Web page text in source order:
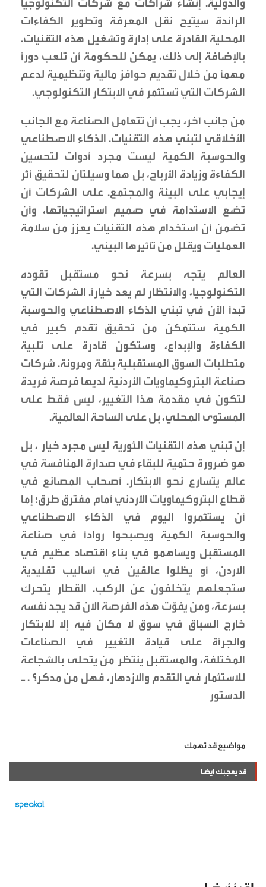
والدولية. إنشاء شراكات مع شركات التكنولوجيا
الرائدة سيتيح نقل المعرفة وتطوير الكفاءات
المحلية القادرة على إدارة وتشغيل هذه التقنيات.
بالإضافة إلى ذلك، يمكن للحكومة أن تلعب دوراً
مهماً من خلال تقديم حوافز مالية وتنظيمية لدعم
الشركات التي تستثمر في الابتكار التكنولوجي.
من جانب آخر، يجب أن تتعامل الصناعة مع الجانب
الأخلاقي لتبني هذه التقنيات. الذكاء الاصطناعي
والحوسبة الكمية ليست مجرد أدوات لتحسين
الكفاءة وزيادة الأرباح، بل هما وسيلتان لتحقيق أثر
إيجابي على البيئة والمجتمع. على الشركات أن
تضع الاستدامة في صميم استراتيجياتها، وأن
تضمن أن استخدام هذه التقنيات يعزز من سلامة
العمليات ويقلل من تأثيرها البيئي.
العالم يتجه بسرعة نحو مستقبل تقوده
التكنولوجيا، والانتظار لم يعد خياراً. الشركات التي
تبدأ الآن في تبني الذكاء الاصطناعي والحوسبة
الكمية ستتمكن من تحقيق تقدم كبير في
الكفاءة والإبداع، وستكون قادرة على تلبية
متطلبات السوق المستقبلية بثقة ومرونة. شركات
صناعة البتروكيماويات الأردنية لديها فرصة فريدة
لتكون في مقدمة هذا التغيير، ليس فقط على
المستوى المحلي، بل على الساحة العالمية.
إن تبني هذه التقنيات الثورية ليس مجرد خيار ، بل
هو ضرورة حتمية للبقاء في صدارة المنافسة في
عالم يتسارع نحو الابتكار. أصحاب المصانع في
قطاع البتروكيماويات الأردني أمام مفترق طرق؛ إما
أن يستثمروا اليوم في الذكاء الاصطناعي
والحوسبة الكمية ويصبحوا رواداً في صناعة
المستقبل ويساهمو في بناء اقتصاد عظيم في
الاردن، أو يظلوا عالقين في أساليب تقليدية
ستجعلهم يتخلفون عن الركب. القطار يتحرك
بسرعة، ومن يفوّت هذه الفرصة الآن قد يجد نفسه
خارج السباق في سوق لا مكان فيه إلا للابتكار
والجرأة على قيادة التغيير في الصناعات
المختلفة، والمستقبل ينتظر من يتحلى بالشجاعة
للاستثمار في التقدم والازدهار، فهل من مدكر؟ . ـ
الدستور
مواضيع قد تهمك
قد يعجبك ايضا